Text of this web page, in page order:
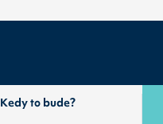
Kedy to bude?